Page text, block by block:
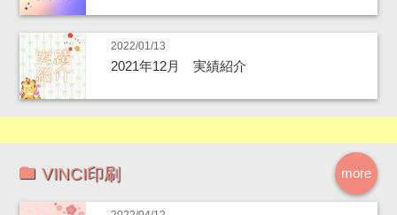
2022/01/13
2021年12月 実績紹介
more
VINCI印刷